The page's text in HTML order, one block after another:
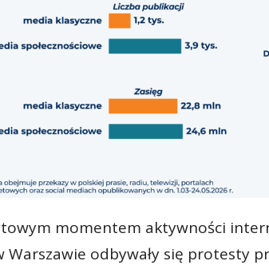
momentem aktywności
Warszawie odbywały się protesty